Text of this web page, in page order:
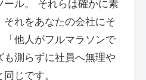
ル。 それらは確かに素
れをあなたの会社にそ
他人がフルマラソンで
測らずに社員へ無理や
じです。